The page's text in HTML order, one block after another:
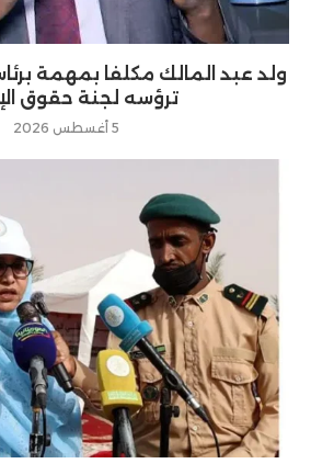
ولد عبد المالك مكلفا بمهمة
ترؤسه لجنة حقوق
5 أغسطس 2026